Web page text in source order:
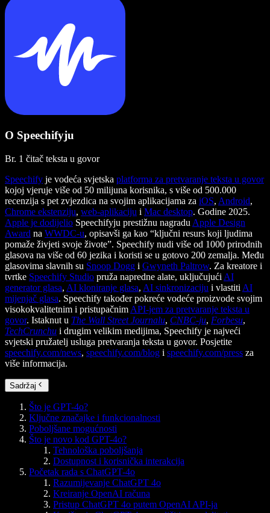
O Speechifyju
Br. 1 čitač teksta u govor
Speechify je vodeća svjetska platforma za pretvaranje teksta u govor
kojoj vjeruje više od 50 milijuna korisnika, s više od 500.000
recenzija s pet zvjezdica na svojim aplikacijama za iOS, Android,
Chrome ekstenziju, web-aplikaciju i Mac desktop. Godine 2025.
Apple je dodijelio Speechifyju prestižnu nagradu Apple Design
Award na WWDC-u, opisavši ga kao “ključni resurs koji ljudima
pomaže živjeti svoje živote”. Speechify nudi više od 1000 prirodnih
glasova na više od 60 jezika i koristi se u gotovo 200 zemalja. Među
glasovima slavnih su Snoop Dogg i Gwyneth Paltrow. Za kreatore i
tvrtke Speechify Studio pruža napredne alate, uključujući AI
generator glasa, AI kloniranje glasa, AI sinkronizaciju i vlastiti AI
mijenjač glasa. Speechify također pokreće vodeće proizvode svojim
visokokvalitetnim i pristupačnim API-jem za pretvaranje teksta u
govor. Istaknut u The Wall Street Journalu, CNBC-ju, Forbesu,
TechCrunchu i drugim velikim medijima, Speechify je najveći
svjetski pružatelj usluga pretvaranja teksta u govor. Posjetite
speechify.com/news, speechify.com/blog i speechify.com/press za
više informacija.
Sadržaj
Što je GPT-4o?
Ključne značajke i funkcionalnosti
Poboljšane mogućnosti
Što je novo kod GPT-4o?
Tehnološka poboljšanja
Dostupnost i korisnička interakcija
Početak rada s ChatGPT-4o
Razumijevanje ChatGPT 4o
Kreiranje OpenAI računa
Pristup ChatGPT 4o putem OpenAI API-ja